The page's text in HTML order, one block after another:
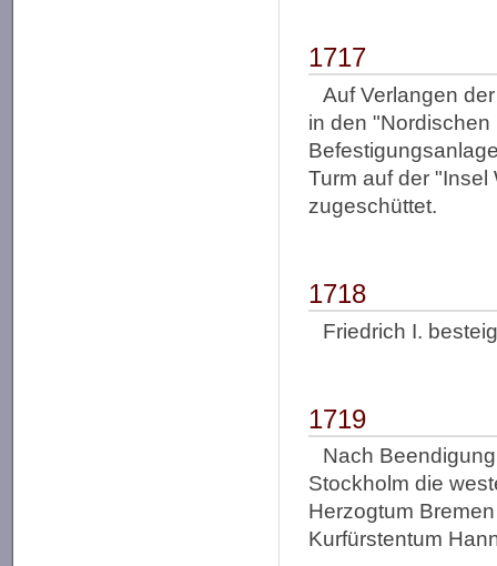
1717
Auf Verlangen
in den
Turm auf der
zugeschüttet.
1718
Friedrich I.
1719
Nach
Stockholm die
Herzogtum
Kurfürstentum